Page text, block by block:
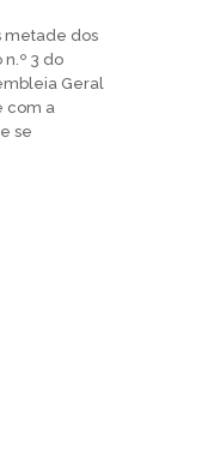
metade dos
3 do
Geral
com a
se